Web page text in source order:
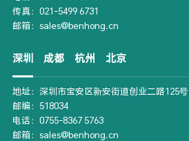
传真：021-5499 6731
邮箱：sales@benhong.cn
深圳 成都 杭州 北京
地址：深圳市宝安区新安街道创业二路125
邮编：518034
电话：0755-8367 5763
邮箱：sales@benhong.cn